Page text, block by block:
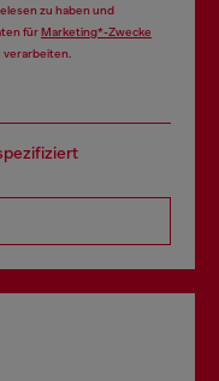
zu haben und
fürMarketing*-Zwecke
verarbeiten.